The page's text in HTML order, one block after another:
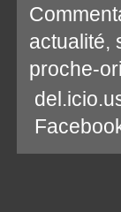
actualité,
proche-